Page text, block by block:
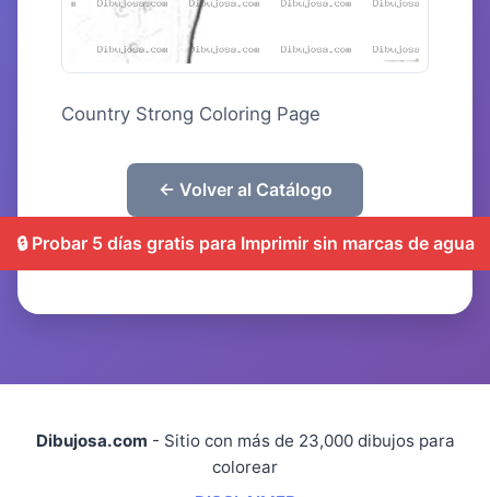
Country Strong Coloring Page
← Volver al Catálogo
🔒 Probar 5 días gratis para Imprimir sin marcas de agua
Dibujosa.com - Sitio con más de 23,000 dibujos para
colorear